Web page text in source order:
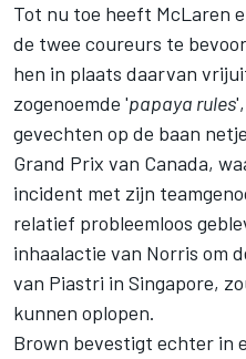
Tot nu toe heeft McLaren
de twee coureurs te
hen in plaats daarvan
zogenoemde 'papaya rules
gevechten op de baan
Grand Prix van Canada,
incident met zijn
relatief probleemloos
inhaalactie van Norris om
van Piastri in Singapore,
kunnen oplopen.
Brown bevestigt echter in